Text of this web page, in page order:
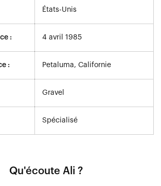
États-Unis
: 4 avril 1985
: Petaluma, Californie
Gravel
Spécialisé
Qu'écoute Ali ?